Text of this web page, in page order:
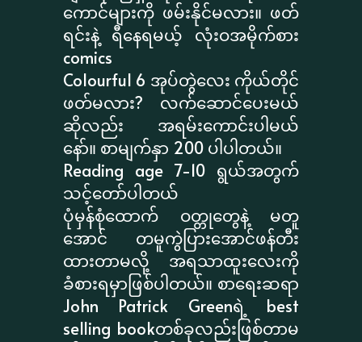
ကောင်များကို ဖမ်းနိုင်မလား။ ဖတ်
ရင်းနဲ့ ရီနေရမယ့် လုံးဝအမိုက်စား
comics
Colourful 6 အုပ်တွဲလေး ကိုယ်တိုင်
ဖတ်မလား? လက်ဆောင်ပေးမယ်
ဆိုလည်း အရမ်းကောင်းပါမယ်
နော်။ စာမျက်နှာ 200 ပါပါတယ်။
Reading age 7-10 ရွယ်အတွက်
သင့်တော်ပါတယ်
ပုံမှန်စုံထောက် ဝတ္တုတွေနဲ့ မတူ
အောင် တမူကွဲပြားအောင်ဖန်တီး
ထားတာမလို့ အရသာထူးလေးကို
ခံစားရမှာဖြစ်ပါတယ်။ စာရေးဆရာ
John Patrick Greenရဲ့ best
selling bookတစ်ခုလည်းဖြစ်တာမ